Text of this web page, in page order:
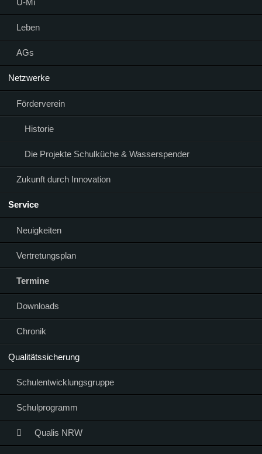
Leben
AGs
Netzwerke
Förderverein
Historie
Die Projekte Schulküche & Wasserspender
Zukunft durch Innovation
Service
Neuigkeiten
Vertretungsplan
Termine
Downloads
Chronik
Qualitätssicherung
Schulentwicklungsgruppe
Schulprogramm
Qualis NRW